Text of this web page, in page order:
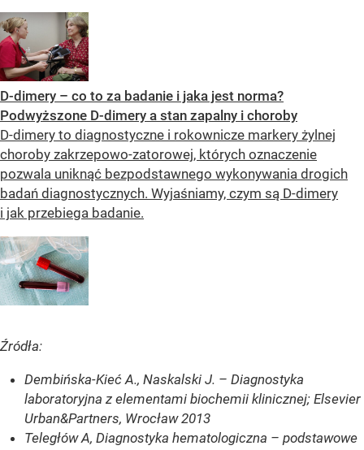
D-dimery – co to za badanie i jaka jest norma?
Podwyższone D-dimery a stan zapalny i choroby
D-dimery to diagnostyczne i rokownicze markery żylnej
choroby zakrzepowo-zatorowej, których oznaczenie
pozwala uniknąć bezpodstawnego wykonywania drogich
badań diagnostycznych. Wyjaśniamy, czym są D-dimery
i jak przebiega badanie.
Źródła:
Dembińska-Kieć A., Naskalski J. – Diagnostyka
laboratoryjna z elementami biochemii klinicznej; Elsevier
Urban&Partners, Wrocław 2013
Teległów A, Diagnostyka hematologiczna – podstawowe